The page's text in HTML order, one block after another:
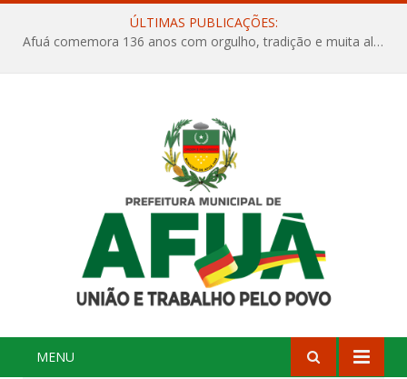
ÚLTIMAS PUBLICAÇÕES:
Afuá comemora 136 anos com orgulho, tradição e muita alegria na Quadra Dr. Nelson Salomão
MENU